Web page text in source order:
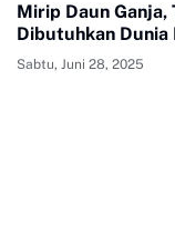
Mirip Daun Ganja,
Dibutuhkan
Sabtu, Juni 28, 2025